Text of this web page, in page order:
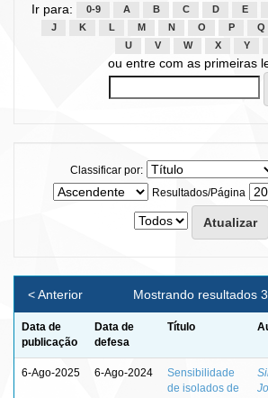
Ir para: 0-9 A B C D E
J
K L M N O P Q
U
V W X Y
ou entre com as primeiras
Classificar por:
Resultados/Página
Mostrando resultados
< Anterior
Data de
publicação
Data de
defesa
Título
6-Ago-2025 6-Ago-2024
Sensibilidade
de isolados de